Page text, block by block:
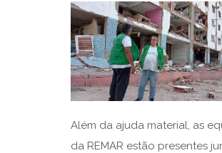
Além da ajuda material, as
da REMAR estão presentes